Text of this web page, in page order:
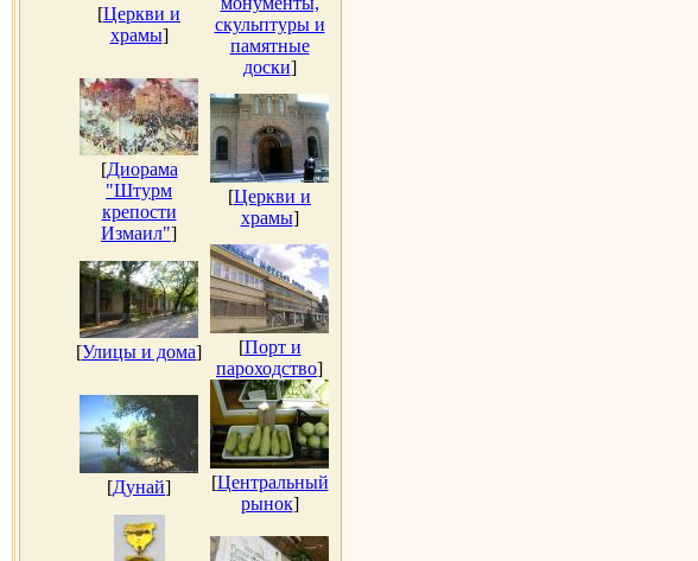
[Церкви и
храмы]
скульптуры и
памятные
доски]
[Диорама
"Штурм
крепости
Измаил"]
[Церкви и
храмы]
[Улицы и дома] [Порт и
пароходство]
[Дунай] [Центральный
рынок]